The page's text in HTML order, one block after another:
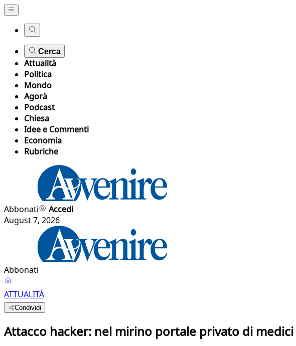
Cerca
Attualità
Politica
Mondo
Agorà
Podcast
Chiesa
Idee e Commenti
Economia
Rubriche
Abbonati
Accedi
August 7, 2026
Abbonati
ATTUALITÀ
Condividi
Attacco hacker: nel mirino portale privato di medici